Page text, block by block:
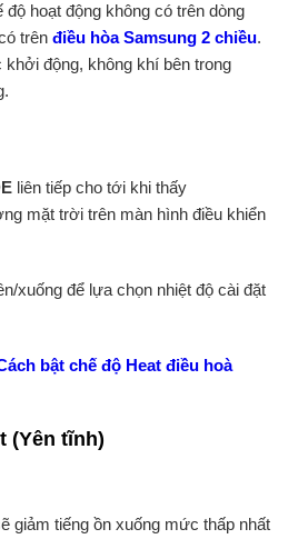
hoạt động không có trên dòng
trên điều hòa Samsung 2 chiều.
động, không khí bên trong
liên tiếp cho tới khi thấy
mặt trời trên màn hình điều khiển
xuống để lựa chọn nhiệt độ cài đặt
bật chế độ Heat điều hoà
(Yên tĩnh)
giảm tiếng ồn xuống mức thấp nhất